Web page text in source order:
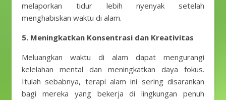
melaporkan tidur lebih nyenyak setelah
menghabiskan waktu di alam.
5. Meningkatkan Konsentrasi dan Kreativitas
Meluangkan waktu di alam dapat mengurangi
kelelahan mental dan meningkatkan daya fokus.
Itulah sebabnya, terapi alam ini sering disarankan
bagi mereka yang bekerja di lingkungan penuh